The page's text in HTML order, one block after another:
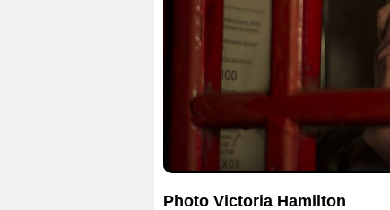
Photo Victoria Hamilton